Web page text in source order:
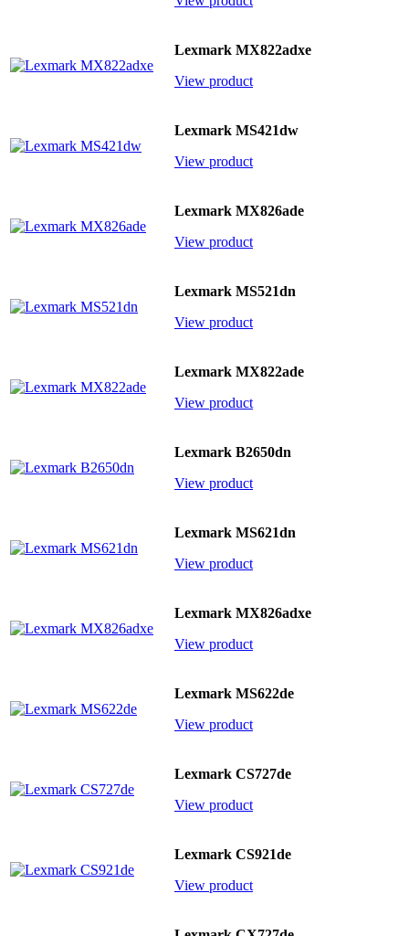
Lexmark MX822adxe
View product
Lexmark MS421dw
View product
Lexmark MX826ade
View product
Lexmark MS521dn
View product
Lexmark MX822ade
View product
Lexmark B2650dn
View product
Lexmark MS621dn
View product
Lexmark MX826adxe
View product
Lexmark MS622de
View product
Lexmark CS727de
View product
Lexmark CS921de
View product